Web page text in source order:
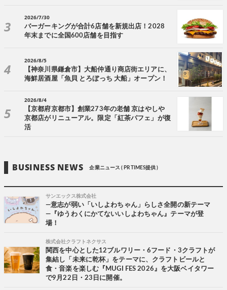
2026/7/30
バーガーキングが合計6店舗を新規出店！2028
年末までに全国600店舗を目指す
2026/8/5
【神奈川県鎌倉市】大船仲通り商店街エリアに、
海鮮居酒屋「魚貝 とろぼっち 大船」オープン！
2026/8/4
【京都府京都市】創業273年の老舗 京はやしや
京都店がリニューアル。限定「紅茶パフェ」が復
活
BUSINESS NEWS 企業ニュース ( PR TIMES提供 )
サンエックス株式会社
―意志が弱い「いしよわちゃん」らしさ全開の新テーマ
―『ゆうわくにかてないいしよわちゃん』テーマが登
場！
株式会社クラフトネクサス
関西を中心とした12ブルワリー・6フード・3クラフトが
集結し「未来に乾杯」をテーマに、クラフトビールと
食・音楽を楽しむ『MUGI FES 2026』を大阪ベイタワー
で9月22日・23日に開催。